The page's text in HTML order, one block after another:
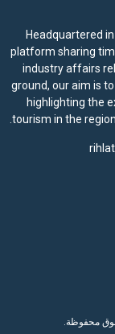
Headquartered
platform sharing
industry affairs
ground, our aim is
highlighting the
tourism in the
محفوظة.